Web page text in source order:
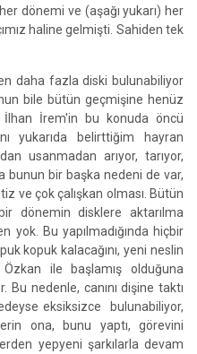
dönemi ve (aşağı yukarı) her
haline gelmişti. Sahiden tek
daha fazla diski bulunabiliyor
bile bütün geçmişine henüz
İlhan İrem'in bu konuda öncü
yukarıda belirttiğim hayran
usanmadan arıyor, tarıyor,
bunun bir başka nedeni de var,
ve çok çalışkan olması. Bütün
dönemin disklere aktarılma
yok. Bu yapılmadığında hiçbir
kopuk kalacağını, yeni neslin
ile başlamış olduğuna
nedenle, canını dişine taktı
eksiksizce bulunabiliyor,
ona, bunu yaptı, görevini
yepyeni şarkılarla devam